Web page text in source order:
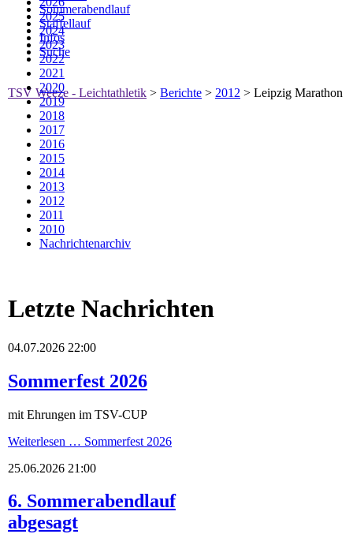
Sommerabendlauf
Staffellauf
Infos
Suche
TSV Weeze - Leichtathletik > Berichte > 2012 > Leipzig Marathon
2025
2024
2023
2022
2021
2020
2019
2018
2017
2016
2015
2014
2013
2012
2011
2010
Nachrichtenarchiv
Letzte Nachrichten
04.07.2026 22:00
Sommerfest 2026
mit Ehrungen im TSV-CUP
Weiterlesen … Sommerfest 2026
25.06.2026 21:00
6. Sommerabendlauf
abgesagt